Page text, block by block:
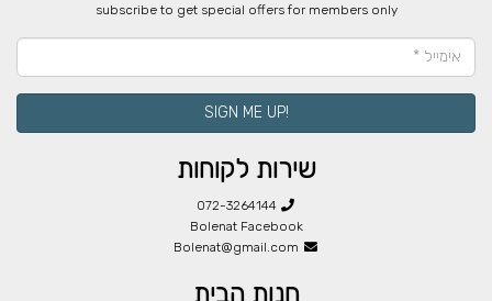
​subscribe to get special offers for members only
!SIGN ME UP
שירות לקוחות
072-3264144
Bolenat Facebook
Bolenat@gmail.com
חנות הבית